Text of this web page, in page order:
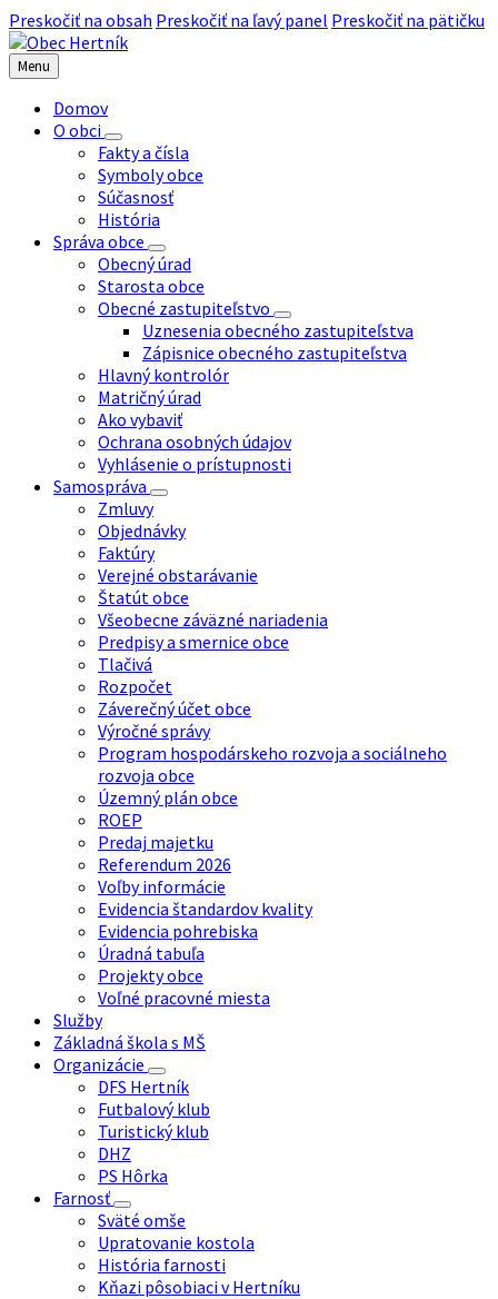
Preskočiť na obsah Preskočiť na ľavý panel Preskočiť na pätičku
Menu
Domov
O obci
Fakty a čísla
Symboly obce
Súčasnosť
História
Správa obce
Obecný úrad
Starosta obce
Obecné zastupiteľstvo
Uznesenia obecného zastupiteľstva
Zápisnice obecného zastupiteľstva
Hlavný kontrolór
Matričný úrad
Ako vybaviť
Ochrana osobných údajov
Vyhlásenie o prístupnosti
Samospráva
Zmluvy
Objednávky
Faktúry
Verejné obstarávanie
Štatút obce
Všeobecne záväzné nariadenia
Predpisy a smernice obce
Tlačivá
Rozpočet
Záverečný účet obce
Výročné správy
Program hospodárskeho rozvoja a sociálneho
rozvoja obce
Územný plán obce
ROEP
Predaj majetku
Referendum 2026
Voľby informácie
Evidencia štandardov kvality
Evidencia pohrebiska
Úradná tabuľa
Projekty obce
Voľné pracovné miesta
Služby
Základná škola s MŠ
Organizácie
DFS Hertník
Futbalový klub
Turistický klub
DHZ
PS Hôrka
Farnosť
Sväté omše
Upratovanie kostola
História farnosti
Kňazi pôsobiaci v Hertníku